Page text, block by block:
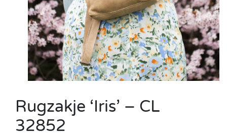
Rugzakje ‘Iris’ – CL
32852